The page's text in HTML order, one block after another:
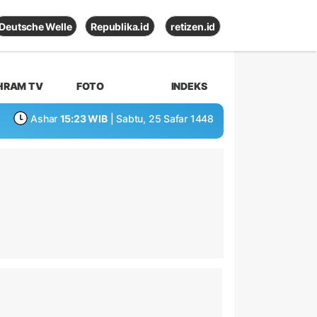
Deutsche Welle Republika.id retizen.id
TV FOTO INDEKS
Ashar 15:23 WIB | Sabtu, 25 Safar 1448